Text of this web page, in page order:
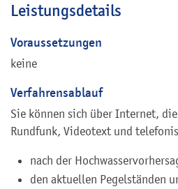
Leistungsdetails
Voraussetzungen
keine
Verfahrensablauf
Sie können sich über Internet,
Rundfunk, Videotext und
nach der
den aktuellen Pegelständen